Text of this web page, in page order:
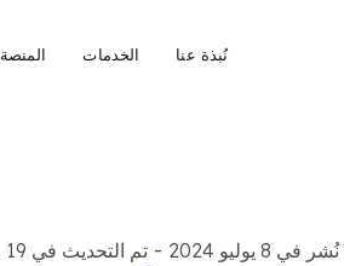
نُبذة عنا الخدمات المنصة
نُشر في 8 يوليو 2024 - تم التحديث في 19 مايو 2026